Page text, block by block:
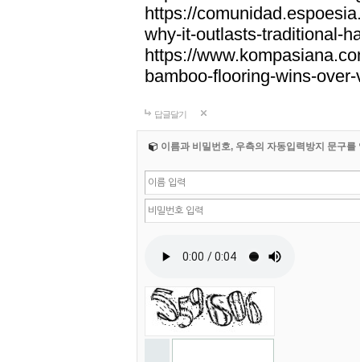
https://
why-it-outlasts-traditional-
https://
bamboo-flooring-wins-
답글달기
이름과 비밀번호, 우측의 자동입력방지 문구를